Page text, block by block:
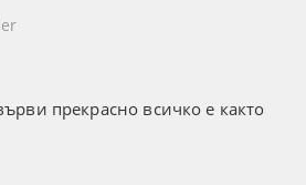
прекрасно всичко е както